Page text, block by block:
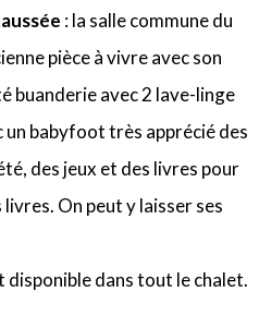
: la salle commune du
pièce à vivre avec son
buanderie avec 2 lave-linge
un babyfoot très apprécié des
des jeux et des livres pour
On peut y laisser ses
dans tout le chalet.